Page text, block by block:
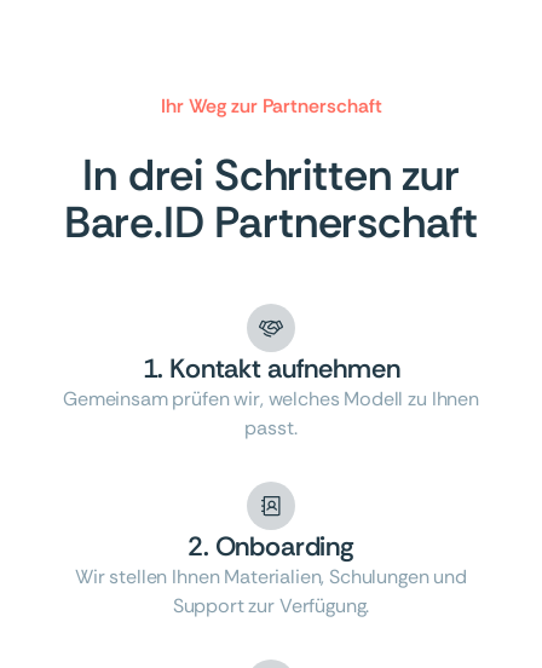
Ihr Weg zur Partnerschaft
In drei Schritten zur
Bare.ID Partnerschaft
1. Kontakt aufnehmen
Gemeinsam prüfen wir, welches Modell zu Ihnen
passt.
2. Onboarding
Wir stellen Ihnen Materialien, Schulungen und
Support zur Verfügung.